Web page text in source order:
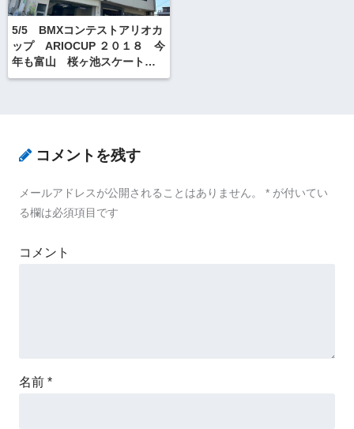
5/5 BMXコンテストアリオカ
ップ ARIOCUP ２０１８ 今
年も富山 桜ヶ池スケートパ
ークにて開催しますよ！
コメントを残す
メールアドレスが公開されることはありません。 * が付いてい
る欄は必須項目です
コメント
名前 *